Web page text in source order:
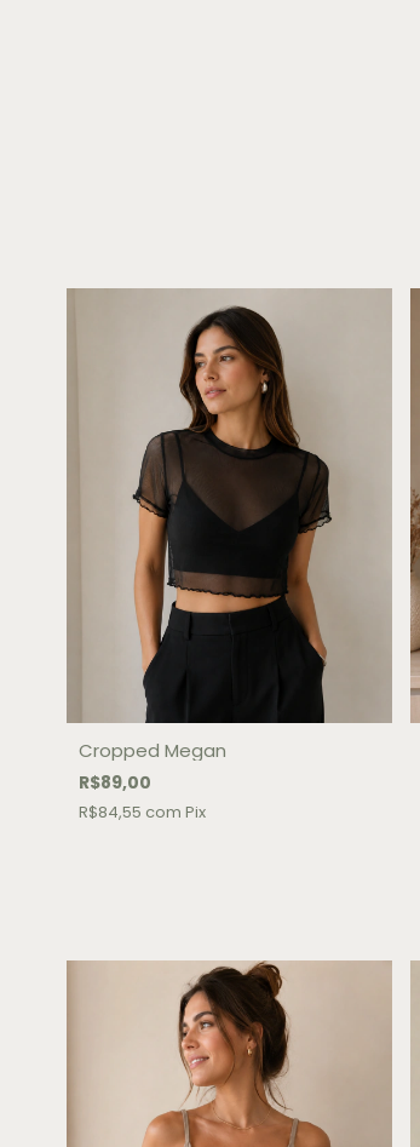
Cropped Megan
R$89,00
R$84,55 com Pix